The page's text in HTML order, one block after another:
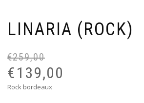
LINARIA (ROCK)
€259,00
€139,00
Rock bordeaux